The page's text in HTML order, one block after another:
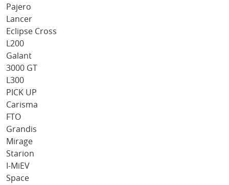
Pajero
Lancer
Eclipse Cross
L200
Galant
3000 GT
L300
PICK UP
Carisma
FTO
Grandis
Mirage
Starion
I-MiEV
Space